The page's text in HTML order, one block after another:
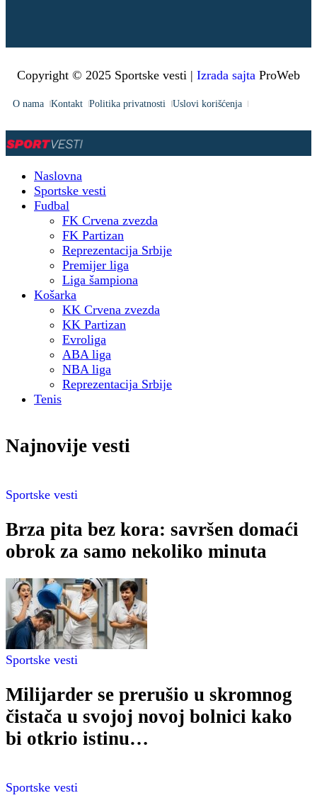
Copyright © 2025 Sportske vesti | Izrada sajta ProWeb
O nama Kontakt Politika privatnosti Uslovi korišćenja
Naslovna
Sportske vesti
Fudbal
FK Crvena zvezda
FK Partizan
Reprezentacija Srbije
Premijer liga
Liga šampiona
Košarka
KK Crvena zvezda
KK Partizan
Evroliga
ABA liga
NBA liga
Reprezentacija Srbije
Tenis
Najnovije vesti
Sportske vesti
Brza pita bez kora: savršen domaći
obrok za samo nekoliko minuta
Sportske vesti
Milijarder se prerušio u skromnog
čistača u svojoj novoj bolnici kako
bi otkrio istinu…
Sportske vesti